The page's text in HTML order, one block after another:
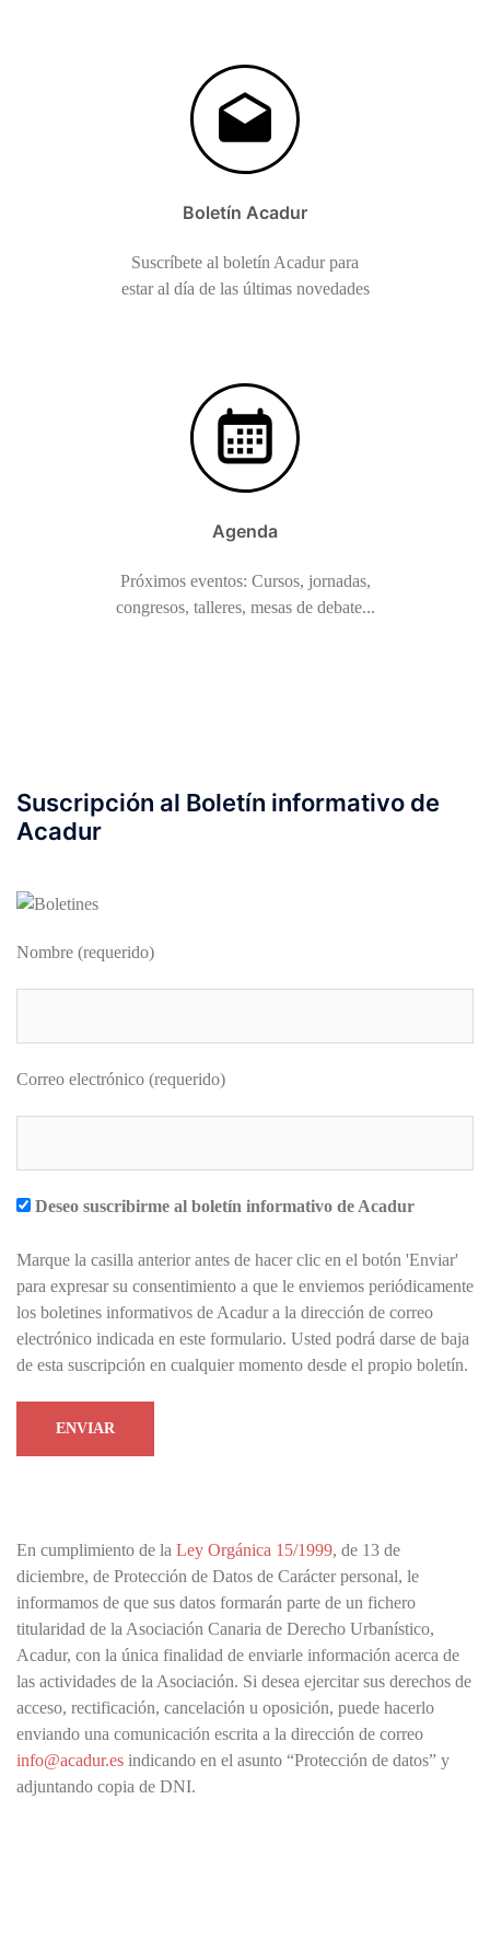
Boletín Acadur
Suscríbete al boletín Acadur para
estar al día de las últimas novedades
Agenda
Próximos eventos: Cursos, jornadas,
congresos, talleres, mesas de debate...
Suscripción al Boletín informativo de
Acadur
Nombre (requerido)
Correo electrónico (requerido)
Deseo suscribirme al boletín informativo de Acadur
Marque la casilla anterior antes de hacer clic en el botón 'Enviar'
para expresar su consentimiento a que le enviemos periódicamente
los boletines informativos de Acadur a la dirección de correo
electrónico indicada en este formulario. Usted podrá darse de baja
de esta suscripción en cualquier momento desde el propio boletín.
En cumplimiento de la Ley Orgánica 15/1999, de 13 de
diciembre, de Protección de Datos de Carácter personal, le
informamos de que sus datos formarán parte de un fichero
titularidad de la Asociación Canaria de Derecho Urbanístico,
Acadur, con la única finalidad de enviarle información acerca de
las actividades de la Asociación. Si desea ejercitar sus derechos de
acceso, rectificación, cancelación u oposición, puede hacerlo
enviando una comunicación escrita a la dirección de correo
info@acadur.es indicando en el asunto “Protección de datos” y
adjuntando copia de DNI.